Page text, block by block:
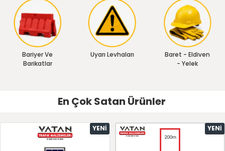
Bariyer Ve
Barikatlar
Uyarı Levhaları
Baret - Eldiven
- Yelek
En Çok Satan Ürünler
YENI YENI